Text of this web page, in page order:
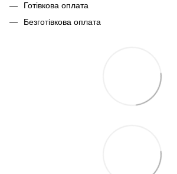
Готівкова оплата
Безготівкова оплата